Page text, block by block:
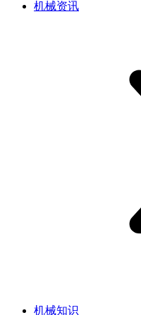
机械资讯
机械知识